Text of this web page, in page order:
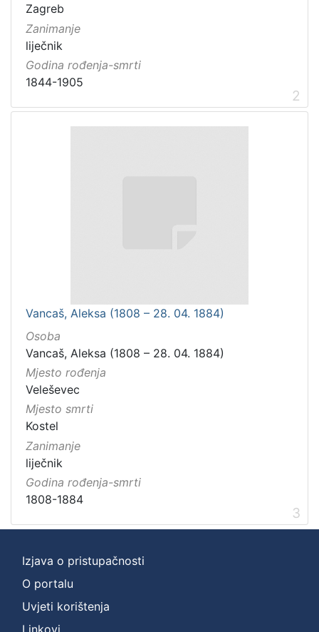
Zagreb
Zanimanje
liječnik
Godina rođenja-smrti
1844-1905
2
Vancaš, Aleksa (1808 – 28. 04. 1884)
Osoba
Vancaš, Aleksa (1808 – 28. 04. 1884)
Mjesto rođenja
Veleševec
Mjesto smrti
Kostel
Zanimanje
liječnik
Godina rođenja-smrti
1808-1884
3
Izjava o pristupačnosti
O portalu
Uvjeti korištenja
Linkovi